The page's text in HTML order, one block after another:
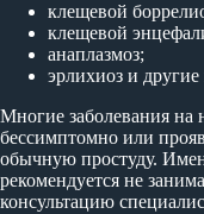
клещевой
клещевой
анаплазмоз;
эрлихиоз и
Многие заболевания на
бессимптомно или
обычную простуду.
рекомендуется не
консультацию